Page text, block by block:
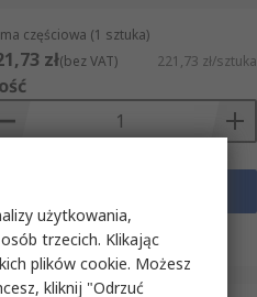
częściowa (1 sztuka)
zł(bez VAT) 221,73 zł/sztuka
Datasheets
użytkowania,
trzecich. Klikając
plików cookie. Możesz
kliknij "Odrzuć